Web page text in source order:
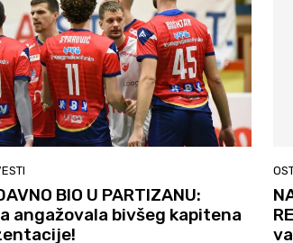
BIO U PARTIZANU:
angažovala bivšeg kapitena